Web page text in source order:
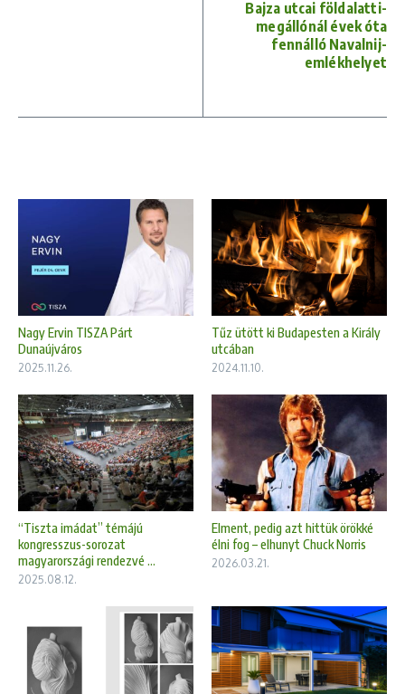
Bajza utcai földalatti-
megállónál évek óta
fennálló Navalnij-
emlékhelyet
Nagy Ervin TISZA Párt
Dunaújváros
2025.11.26.
Tűz ütött ki Budapesten a Király
utcában
2024.11.10.
“Tiszta imádat” témájú
kongresszus-sorozat
magyarországi rendezvé ...
2025.08.12.
Elment, pedig azt hittük örökké
élni fog – elhunyt Chuck Norris
2026.03.21.